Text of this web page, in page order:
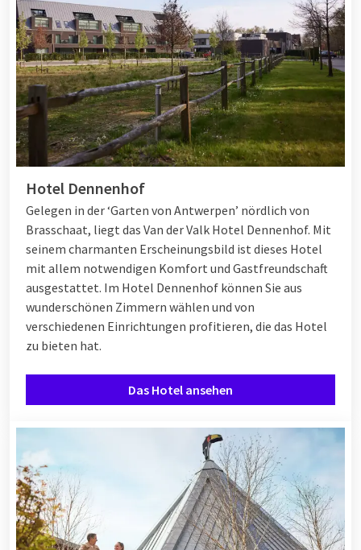
Hotel Dennenhof
Gelegen in der ‘Garten von Antwerpen’ nördlich von
Brasschaat, liegt das Van der Valk Hotel Dennenhof. Mit
seinem charmanten Erscheinungsbild ist dieses Hotel
mit allem notwendigen Komfort und Gastfreundschaft
ausgestattet. Im Hotel Dennenhof können Sie aus
wunderschönen Zimmern wählen und von
verschiedenen Einrichtungen profitieren, die das Hotel
zu bieten hat.
Das Hotel ansehen